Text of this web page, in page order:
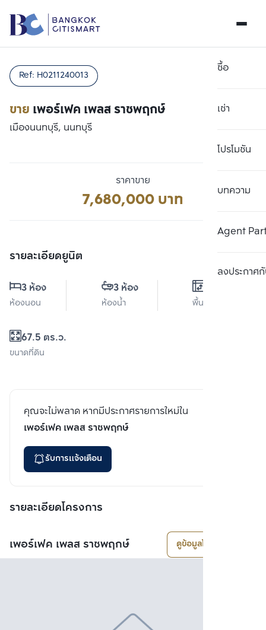
ซื้อ
เช่า
โปรโมชัน
บทความ
Agent
ลงประกาศกั
ขาย เพอร์เฟค เพลส ราชพฤกษ์
Ref: H0211240013
เมืองนนทบุรี, นนทบุรี
ราคาขาย
7,680,000 บาท
รายละเอียดยูนิต
3 ห้อง
ห้องนอน
3 ห้อง
ห้องน้ำ พื้นที่ใช้สอย
67.5 ตร.ว.
ขนาดที่ดิน
คุณจะไม่พลาด หากมีประกาศรายการใหม่ใน
เพอร์เฟค เพลส ราชพฤกษ์
รับการแจ้งเตือน
รายละเอียดโครงการ
เพอร์เฟค เพลส ราชพฤกษ์ ดูข้อมูลโครงการ
เลือกยูนิตเพื่อเปรียบเทียบ ลบทั้งหมด